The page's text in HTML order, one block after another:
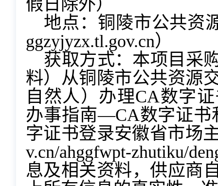
假日除外）
地点：铜陵市公共资
ggzyjyzx.tl.gov.cn）
获取方式：本项目采
料）从铜陵市公共资源
自然人）办理CA数字
办事指南—CA数字证书
字证书登录安徽省市场
v.cn/ahggfwpt-zhutiku/
息及相关资料，供应商